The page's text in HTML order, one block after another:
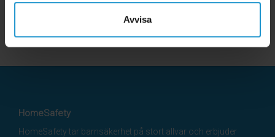
Avvisa
HomeSafety
HomeSafety tar barnsäkerhet på stort allvar och erbjuder